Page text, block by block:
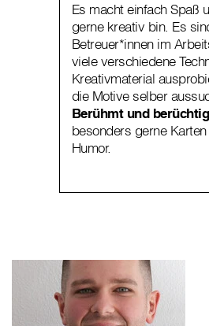
Es macht einfach Spaß
gerne kreativ bin. Es
Betreuer*innen im
viele verschiedene
Kreativmaterial
die Motive selber
Berühmt und
besonders gerne
Humor.